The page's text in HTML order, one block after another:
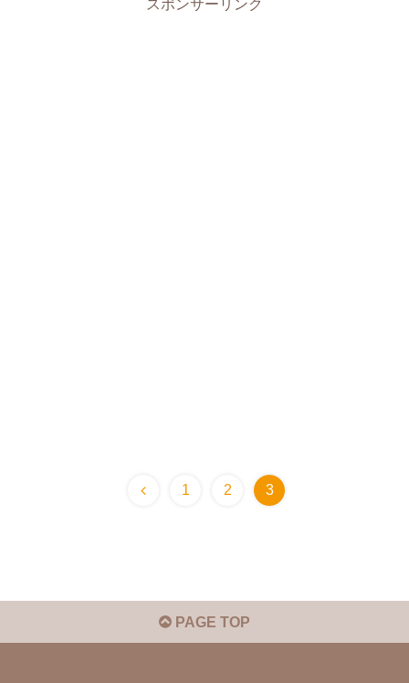
スポンサーリンク
前
1 2 3
PAGE TOP